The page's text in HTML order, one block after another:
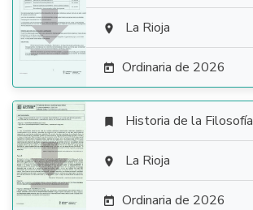
  La Rioja
 Ordinaria de 2026

 Historia de la Filosofía
 La Rioja
 Ordinaria de 2026